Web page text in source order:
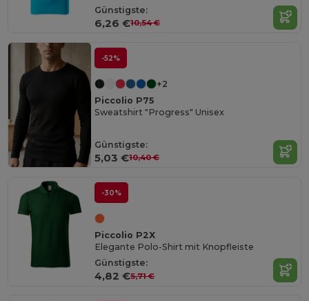
Günstigste:
6,26 €10,54 €
-52%
+2
Piccolio P75
Sweatshirt "Progress" Unisex
Günstigste:
5,03 €10,40 €
-30%
Piccolio P2X
Elegante Polo-Shirt mit Knopfleiste
Günstigste:
4,82 €5,71 €